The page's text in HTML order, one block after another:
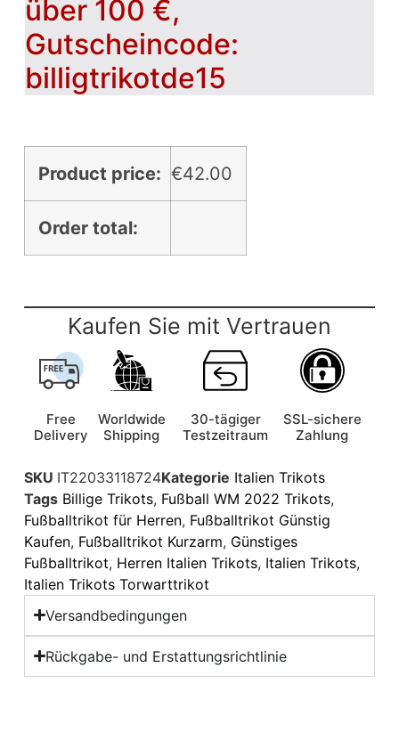
über 100 €,
Gutscheincode:
billigtrikotde15
Product price: €42.00
Order total:
Kaufen Sie mit Vertrauen
Free
Delivery
Worldwide
Shipping
30-tägiger
Testzeitraum
SSL-sichere
Zahlung
SKU IT22033118724Kategorie Italien Trikots
Tags Billige Trikots, Fußball WM 2022 Trikots,
Fußballtrikot für Herren, Fußballtrikot Günstig
Kaufen, Fußballtrikot Kurzarm, Günstiges
Fußballtrikot, Herren Italien Trikots, Italien Trikots,
Italien Trikots Torwarttrikot
Versandbedingungen
Rückgabe- und Erstattungsrichtlinie